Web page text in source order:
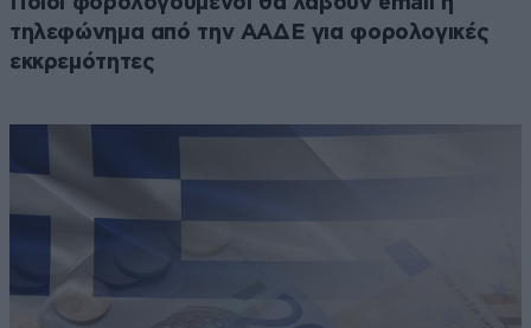
τηλεφώνημα από την ΑΑΔΕ για φορολογικές
εκκρεμότητες